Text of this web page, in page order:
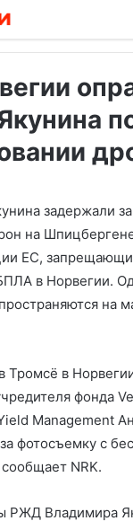
задержали
на
ЕС,
в Норвегии.
на
Тромсё в
фонда
Management
фотосъемку с
NRK.
РЖД Владимира